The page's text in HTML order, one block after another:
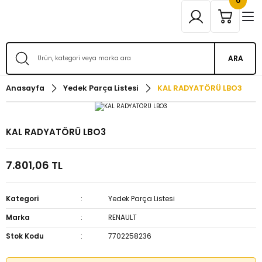
ARA
Anasayfa Yedek Parça Listesi KAL RADYATÖRÜ LBO3
KAL RADYATÖRÜ LBO3
7.801,06 TL
Kategori
Yedek Parça Listesi
Marka
RENAULT
Stok Kodu
7702258236